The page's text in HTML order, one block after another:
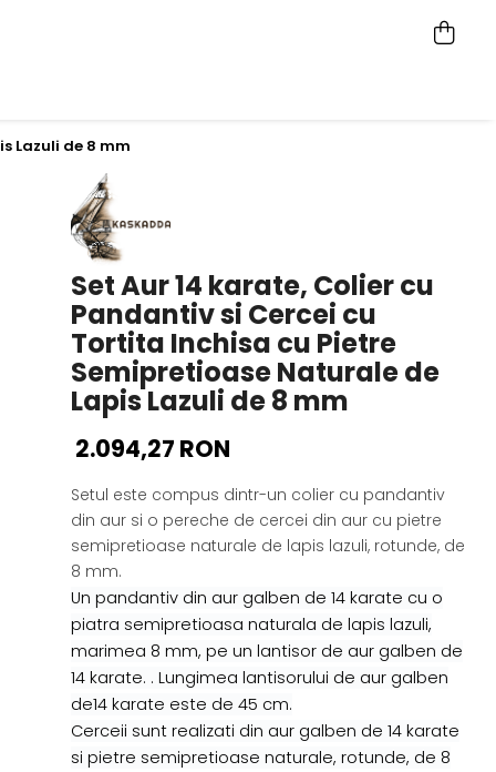
Lazuli de 8 mm
Set Aur 14 karate, Colier cu
Pandantiv si Cercei cu
Tortita Inchisa cu Pietre
Semipretioase Naturale de
Lapis Lazuli de 8 mm
2.094,27 RON
Setul este compus dintr-un colier cu pandantiv
din aur si o pereche de cercei din aur cu pietre
semipretioase naturale de lapis lazuli, rotunde, de
8 mm.
Un pandantiv din aur galben de 14 karate cu o
piatra semipretioasa naturala de lapis lazuli,
marimea 8 mm, pe un lantisor de aur galben de
14 karate. . Lungimea lantisorului de aur galben
de14 karate este de 45 cm.
Cerceii sunt realizati din aur galben de 14 karate
si pietre semipretioase naturale, rotunde, de 8